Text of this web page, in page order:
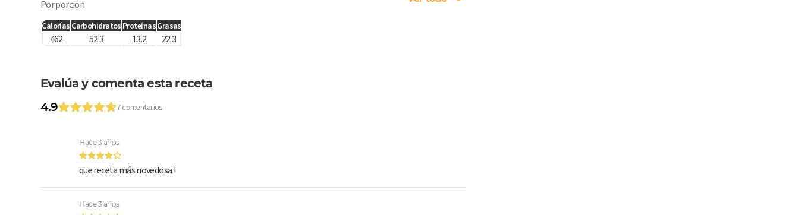
Por porción
Calorías Carbohidratos ProteínasGrasas
462 52.3 13.2 22.3
Evalúa y comenta esta receta
4.9
7 comentarios
Hace 3 años
que receta más novedosa !
Hace 3 años